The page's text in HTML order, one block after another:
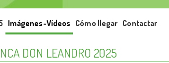
Imágenes-Vídeos Cómo llegar Contactar
DON LEANDRO 2025